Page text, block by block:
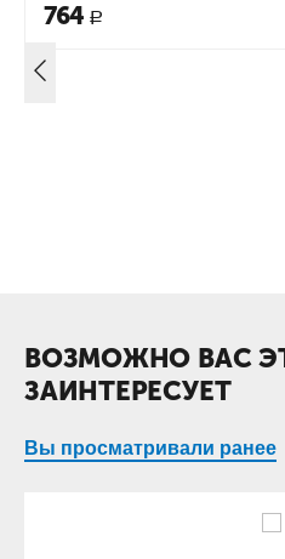
764 Р
ВОЗМОЖНО ВАС
ЗАИНТЕРЕСУЕТ
Вы просматривали ранее